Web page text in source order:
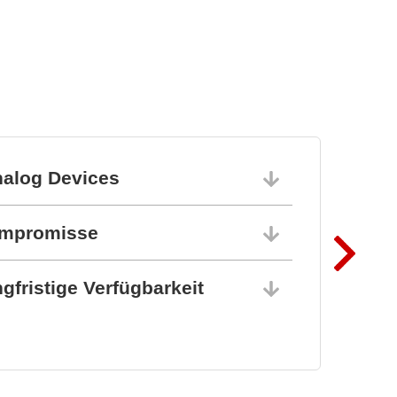
Devices
Verfügbarkeit